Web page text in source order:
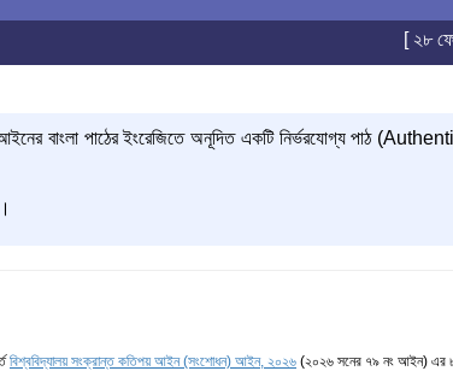
[ ২৮
বাংলা পাঠের ইংরেজিতে অনূদিত একটি নির্ভরযোগ্য পাঠ
বিশ্ববিদ্যালয় সংক্রান্ত কতিপয় আইন (সংশোধন) আইন, ২০২৬ (২০২৬ সনের ৭৯ নং আইন) এর ৮